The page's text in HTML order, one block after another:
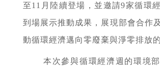
至11月陸續登場，並邀請9家循環
到場展示推動成果，展現部會合作
動循環經濟邁向零廢棄與淨零排放的
本次參與循環經濟週的環境部